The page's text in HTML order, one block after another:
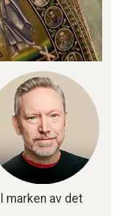
marken av det